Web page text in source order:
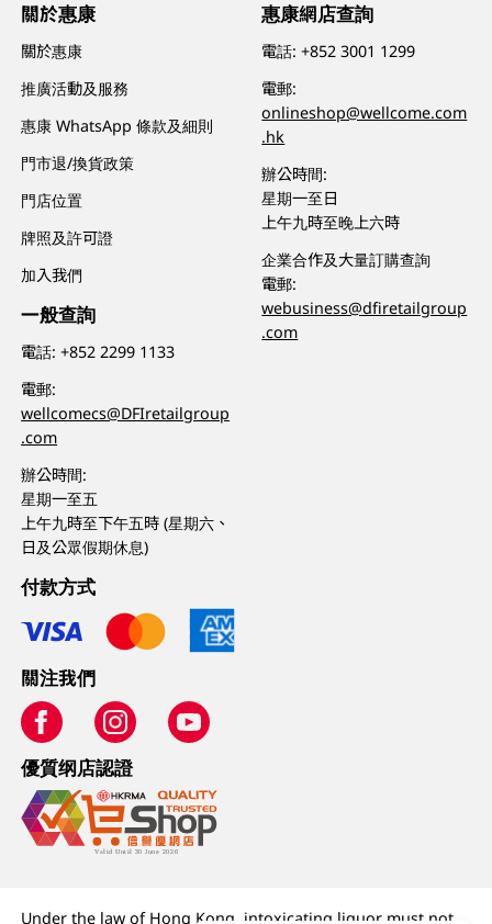
關於惠康
關於惠康
推廣活動及服務
惠康 WhatsApp 條款及細則
門市退/換貨政策
門店位置
牌照及許可證
加入我們
一般查詢
電話:+852 2299 1133
電郵:
wellcomecs@DFIretailgroup
.com
辦公時間:
星期一至五
上午九時至下午五時 (星期六、
日及公眾假期休息)
惠康網店查詢
電話:+852 3001 1299
電郵:
onlineshop@wellcome.com
.hk
辦公時間:
星期一至日
上午九時至晚上六時
企業合作及大量訂購查詢
電郵:
webusiness@dfiretailgroup
.com
付款方式
關注我們
優質纲店認證
Under the law of Hong Kong, intoxicating liquor must not